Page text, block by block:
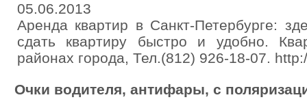
05.06.2013
Аренда квартир в Санкт-Петербурге:
сдать квартиру быстро и удобно.
районах города, Тел.(812) 926-18-07.
Очки водителя, антифары, с